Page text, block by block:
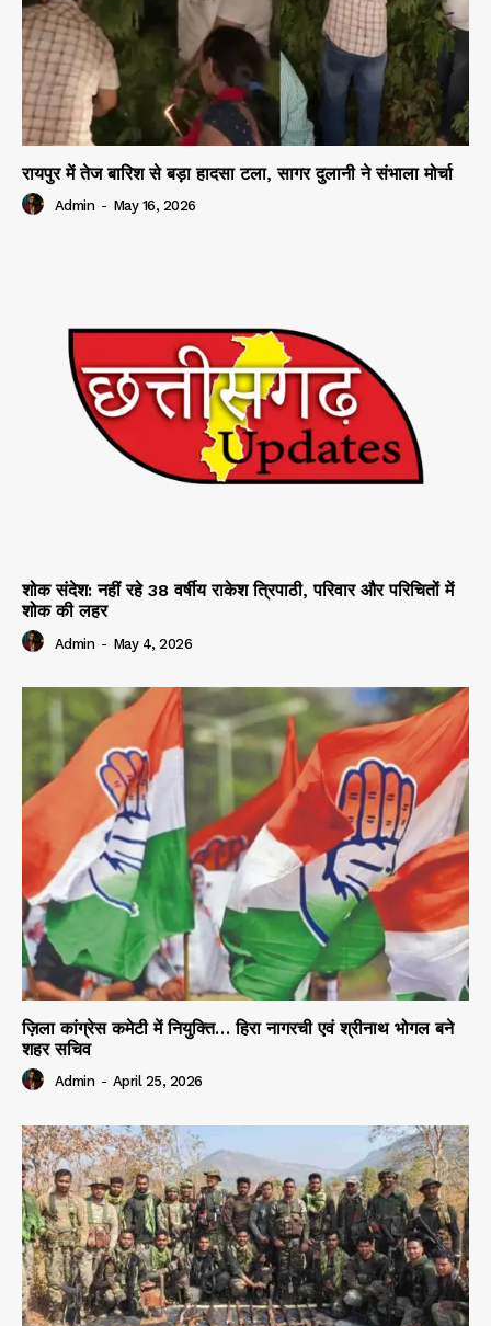
रायपुर में तेज बारिश से बड़ा हादसा टला, सागर दुलानी ने संभाला मोर्चा
Admin - May 16, 2026
शोक संदेश: नहीं रहे 38 वर्षीय राकेश त्रिपाठी, परिवार और परिचितों में
शोक की लहर
Admin - May 4, 2026
ज़िला कांग्रेस कमेटी में नियुक्ति… हिरा नागरची एवं श्रीनाथ भोगल बने
शहर सचिव
Admin - April 25, 2026